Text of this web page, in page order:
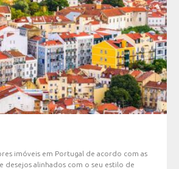
imóveis em Portugal de acordo com as
desejos alinhados com o seu estilo de